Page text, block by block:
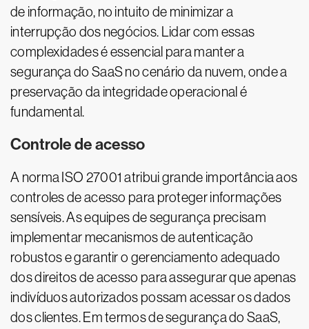
de informação, no intuito de minimizar a
interrupção dos negócios. Lidar com essas
complexidades é essencial para manter a
segurança do SaaS no cenário da nuvem, onde a
preservação da integridade operacional é
fundamental.
Controle de acesso
A norma ISO 27001 atribui grande importância aos
controles de acesso para proteger informações
sensíveis. As equipes de segurança precisam
implementar mecanismos de autenticação
robustos e garantir o gerenciamento adequado
dos direitos de acesso para assegurar que apenas
indivíduos autorizados possam acessar os dados
dos clientes. Em termos de segurança do SaaS,